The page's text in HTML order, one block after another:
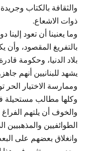
والثقافة بالكتاب
ذوات الاشعاع.
وما يعنينا أن تعود إلينا
بالتفريغ المقصود،
بلاد الدنيا، وحكومة
يشهد للبنانيين أنهم
وممارسة الاختيار الحر
وكلها مطالب مستحيلة
والخوف أن يلتهم الفراغ
الطوائفيين
وانغلاق بعضهم على